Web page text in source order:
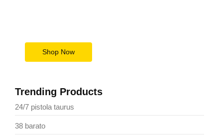
Shop Now
Trending Products
24/7 pistola taurus
38 barato